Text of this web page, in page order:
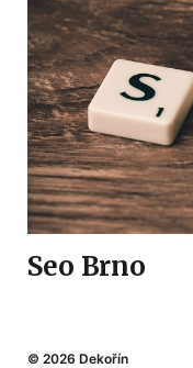
Seo Brno
© 2026 Dekořín